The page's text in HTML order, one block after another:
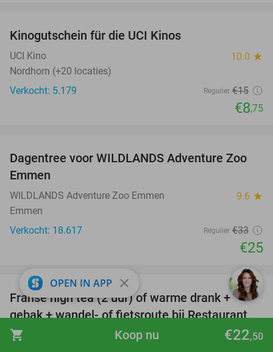
shopping_cart €22,50
Koop nu
Kinogutschein für die UCI Kinos
UCI Kino 10.0 star
Nordhorn (+20 locaties)
Verkocht: 5.179
Regulier €15
€8,75
24%
Dagentree voor WILDLANDS Adventure Zoo
Emmen
WILDLANDS Adventure Zoo Emmen 9.6 star
Emmen
Verkocht: 18.617
Regulier €33
€25
33%
favorite_border
Franse high tea (2 uur) of warme drank +
gebak + wandel- of fietsroute bij Restaurant
Bad Boekelo
OPEN IN APP close